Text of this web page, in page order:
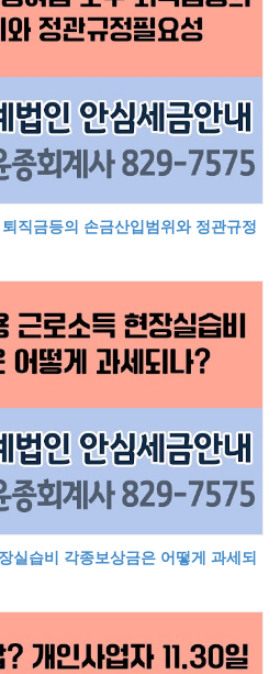
직금등의 손금산입범위와 정관규정
실습비 각종보상금은 어떻게 과세되